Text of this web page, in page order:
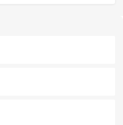
元の風情を楽しめる外せないスポット